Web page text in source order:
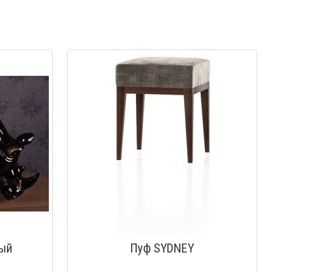
Пуф SYDNEY